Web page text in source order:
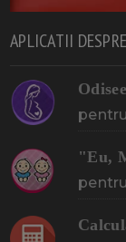
APLICATII
"Eu,